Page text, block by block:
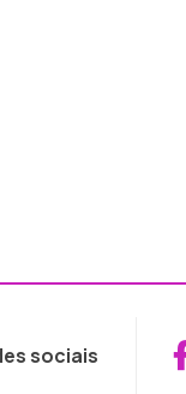
sociais